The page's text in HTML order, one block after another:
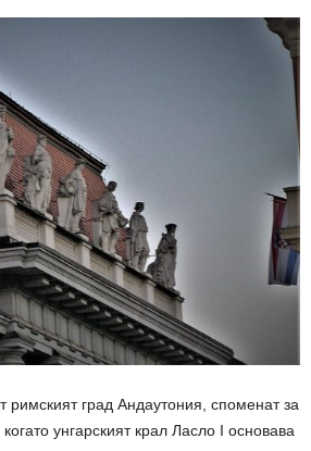
римският град Андаутония, споменат за
унгарският крал Ласло I основава